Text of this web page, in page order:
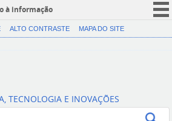
à informação
CORONAVÍRUS (COVID-19)
Canais
ALTO CONTRASTE MAPA DO SITE
TECNOLOGIA E INOVAÇÕES